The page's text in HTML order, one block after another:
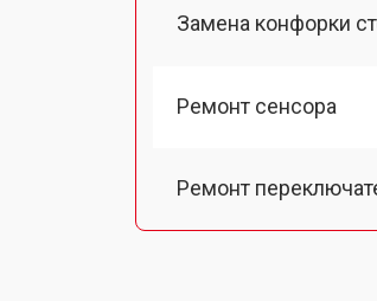
Замена конфорки
Ремонт сенсора
Ремонт